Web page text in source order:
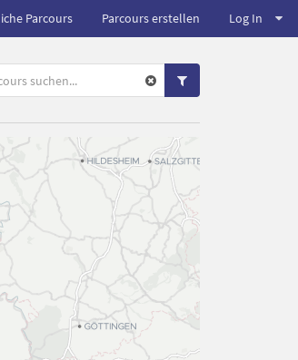
Parcours Parcours erstellen Log In